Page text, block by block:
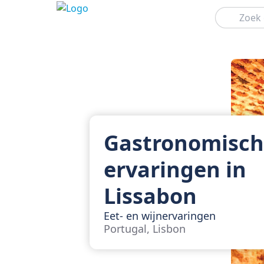
Zoeken
ervaringen in
Lissabon
Eet- en wijnervaringen
Portugal, Lisbon